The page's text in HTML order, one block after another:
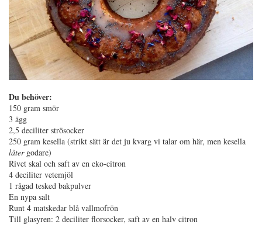
Du behöver:
150 gram smör
3 ägg
2,5 deciliter strösocker
250 gram kesella (strikt sätt är det ju kvarg vi talar om här, men kesella
låtergodare)
Rivet skal och saft av en eko-citron
4 deciliter vetemjöl
1 rågad tesked bakpulver
En nypa salt
Runt 4 matskedar blå vallmofrön
Till glasyren: 2 deciliter florsocker, saft av en halv citron